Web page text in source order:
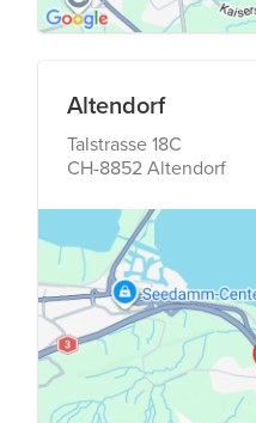
Altendorf
Talstrasse 18C
CH-8852 Altendorf